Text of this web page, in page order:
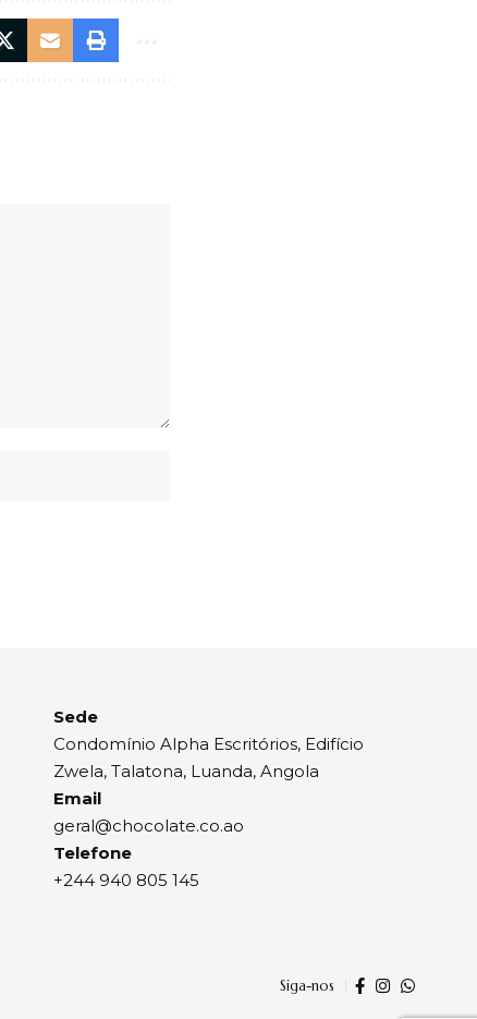
Sede
Condomínio Alpha Escritórios, Edifício
Zwela, Talatona, Luanda, Angola
Email
geral@chocolate.co.ao
Telefone
+244 940 805 145
Siga-nos